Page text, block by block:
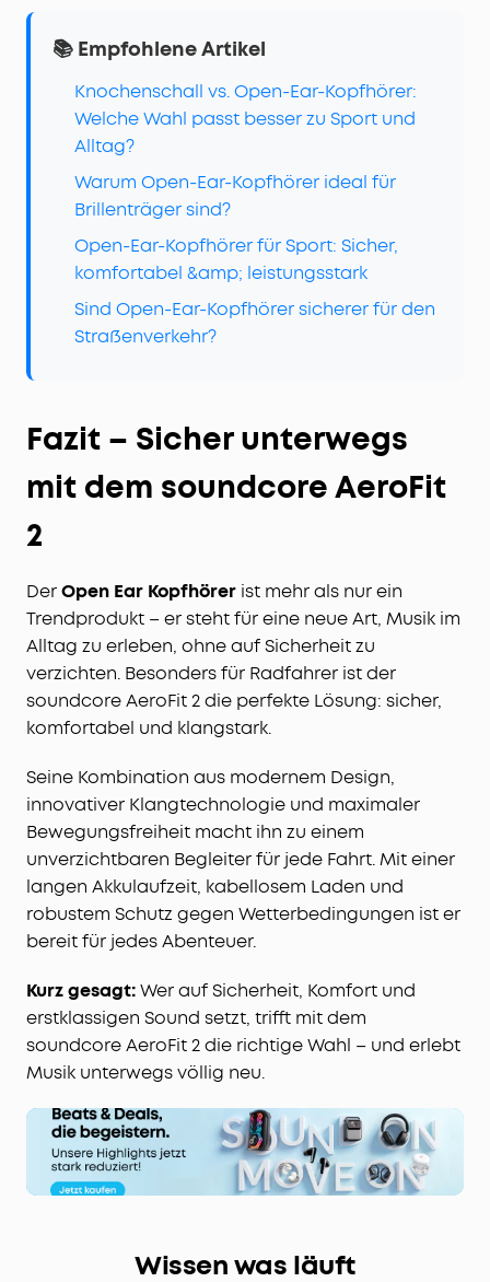
📚 Empfohlene Artikel
Knochenschall vs. Open-Ear-Kopfhörer:
Welche Wahl passt besser zu Sport und
Alltag?
Warum Open-Ear-Kopfhörer ideal für
Brillenträger sind?
Open-Ear-Kopfhörer für Sport: Sicher,
komfortabel &amp; leistungsstark
Sind Open-Ear-Kopfhörer sicherer für den
Straßenverkehr?
Fazit – Sicher unterwegs
mit dem soundcore AeroFit
2
DerOpen Ear Kopfhörer ist mehr als nur ein
Trendprodukt – er steht für eine neue Art, Musik im
Alltag zu erleben, ohne auf Sicherheit zu
verzichten. Besonders für Radfahrer ist der
soundcore AeroFit 2 die perfekte Lösung: sicher,
komfortabel und klangstark.
Seine Kombination aus modernem Design,
innovativer Klangtechnologie und maximaler
Bewegungsfreiheit macht ihn zu einem
unverzichtbaren Begleiter für jede Fahrt. Mit einer
langen Akkulaufzeit, kabellosem Laden und
robustem Schutz gegen Wetterbedingungen ist er
bereit für jedes Abenteuer.
Kurz gesagt:Wer auf Sicherheit, Komfort und
erstklassigen Sound setzt, trifft mit dem
soundcore AeroFit 2 die richtige Wahl – und erlebt
Musik unterwegs völlig neu.
Wissen was läuft